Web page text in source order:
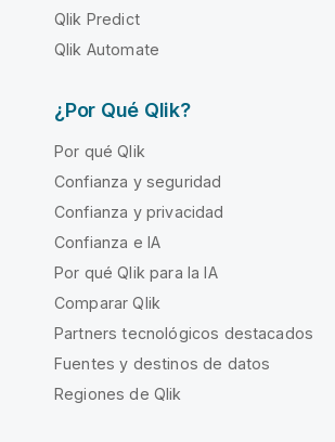
Qlik Predict
Qlik Automate
¿Por Qué Qlik?
Por qué Qlik
Confianza y seguridad
Confianza y privacidad
Confianza e IA
Por qué Qlik para la IA
Comparar Qlik
Partners tecnológicos destacados
Fuentes y destinos de datos
Regiones de Qlik